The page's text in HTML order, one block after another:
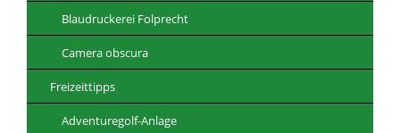
Blaudruckerei Folprecht
Camera obscura
Freizeittipps
Adventuregolf-Anlage